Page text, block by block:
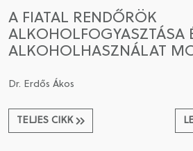
A FIATAL RENDŐRÖK
ALKOHOLFOGYASZTÁSA
ALKOHOLHASZNÁLAT
Dr. Erdős Ákos
TELJES CIKK